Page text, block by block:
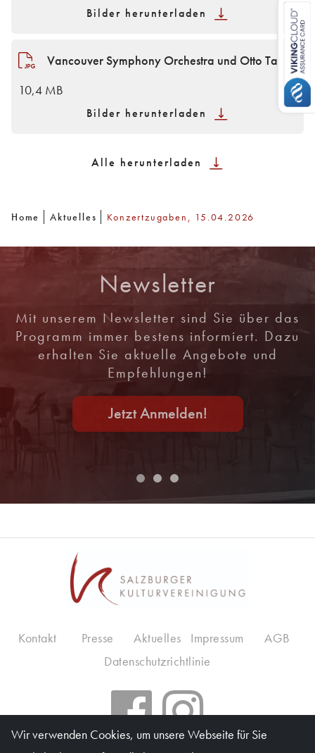
Bilder herunterladen
Vancouver Symphony Orchestra und Otto Tausk
10,4 MB
Bilder herunterladen
Alle herunterladen
Home Aktuelles Konzertzugaben, 15.04.2026
Newsletter
Mit unserem Newsletter sind Sie über das
Programm immer bestens informiert. Dazu
erhalten Sie aktuelle Angebote und
Empfehlungen!
Jetzt Anmelden!
Kontakt Presse Aktuelles Impressum
AGB
Datenschutzrichtlinie
Wir verwenden Cookies, um unsere Webseite für Sie